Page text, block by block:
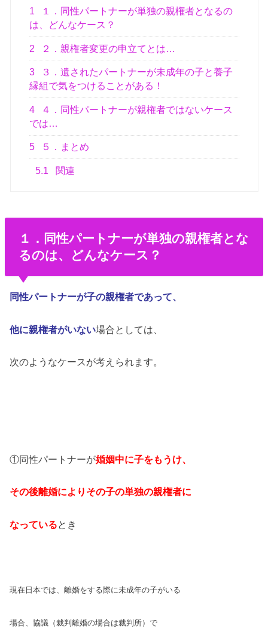
1
１．同性パートナーが単独の親権者となるの
は、どんなケース？
2 ２．親権者変更の申立てとは…
3
３．遺されたパートナーが未成年の子と養子
縁組で気をつけることがある！
4
４．同性パートナーが親権者ではないケース
では…
5 ５．まとめ
5.1 関連
１．同性パートナーが単独の親権者とな
るのは、どんなケース？
同性パートナーが子の親権者であって、
他に親権者がいない場合としては、
次のようなケースが考えられます。
①同性パートナーが婚姻中に子をもうけ、
その後離婚によりその子の単独の親権者に
なっているとき
現在日本では、離婚をする際に未成年の子がいる
場合、協議（裁判離婚の場合は裁判所）で